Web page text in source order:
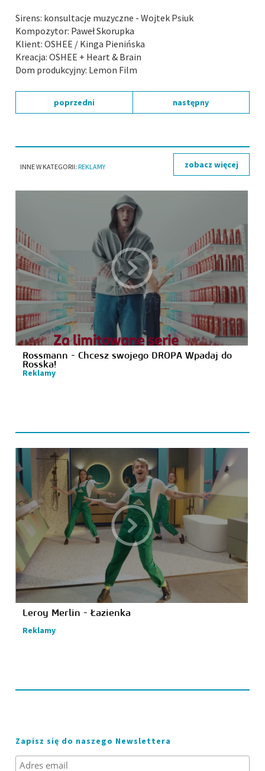
Sirens: konsultacje muzyczne - Wojtek Psiuk
Kompozytor: Paweł Skorupka
Klient: OSHEE / Kinga Pienińska
Kreacja: OSHEE + Heart & Brain
Dom produkcyjny: Lemon Film
poprzedni następny
INNE W KATEGORII:REKLAMY zobacz więcej
Rossmann - Chcesz swojego DROPA Wpadaj do
Rosska!
Reklamy
Leroy Merlin - Łazienka
Reklamy
Zapisz się do naszego Newslettera